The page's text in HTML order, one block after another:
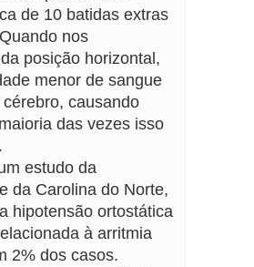
de 10 batidas extras
nos
posição horizontal,
menor de sangue
causando
das vezes isso
estudo da
da Carolina do Norte,
hipotensão ortostática
à arritmia
2% dos casos.